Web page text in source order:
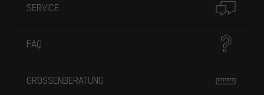
SERVICE
FAQ
GRÖSSENBERATUNG